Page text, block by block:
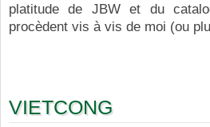
platitude de JBW et du
procèdent vis à vis de moi (ou
VIETCONG